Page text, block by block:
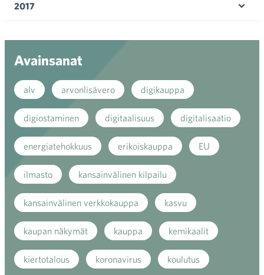
2017
Avainsanat
alv arvonlisävero digikauppa
digiostaminen digitaalisuus digitalisaatio
energiatehokkuus erikoiskauppa EU
ilmasto kansainvälinen kilpailu
kansainvälinen verkkokauppa kasvu
kaupan näkymät kauppa kemikaalit
kiertotalous koronavirus koulutus